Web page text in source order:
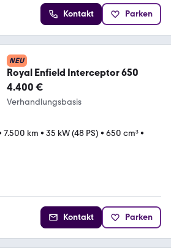
Kontakt Parken
NEU
Royal Enfield Interceptor 650
4.400 €
Verhandlungsbasis
7.500 km • 35 kW (48 PS) • 650 cm³•
Kontakt Parken